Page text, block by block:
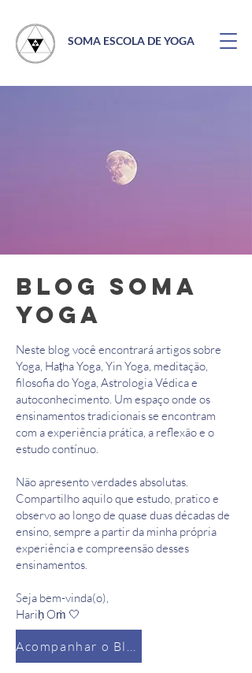
SOMA ESCOLA DE YOGA
Blog Soma
Yoga
Neste blog você encontrará artigos sobre
Yoga, Haṭha Yoga, Yin Yoga, meditação,
filosofia do Yoga, Astrologia Védica e
autoconhecimento. Um espaço onde os
ensinamentos tradicionais se encontram
com a experiência prática, a reflexão e o
estudo contínuo.
Não apresento verdades absolutas.
Compartilho aquilo que estudo, pratico e
observo ao longo de quase duas décadas de
ensino, sempre a partir da minha própria
experiência e compreensão desses
ensinamentos.
Seja bem-vinda(o),
Hariḥ Oṁ 🤍
Acompanhar o Blog